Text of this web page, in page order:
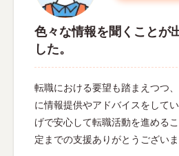
色々な情報を聞くことが
した。
転職における要望も踏まえつつ
に情報提供やアドバイスをして
げで安心して転職活動を進める
定までの支援ありがとうございま